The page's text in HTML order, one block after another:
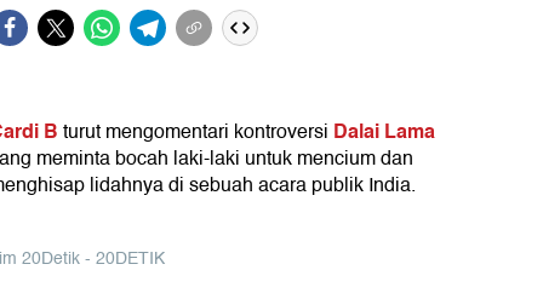
Bturut mengomentari kontroversi Dalai Lama
meminta bocah laki-laki untuk mencium dan
lidahnya di sebuah acara publik India.
20Detik - 20DETIK